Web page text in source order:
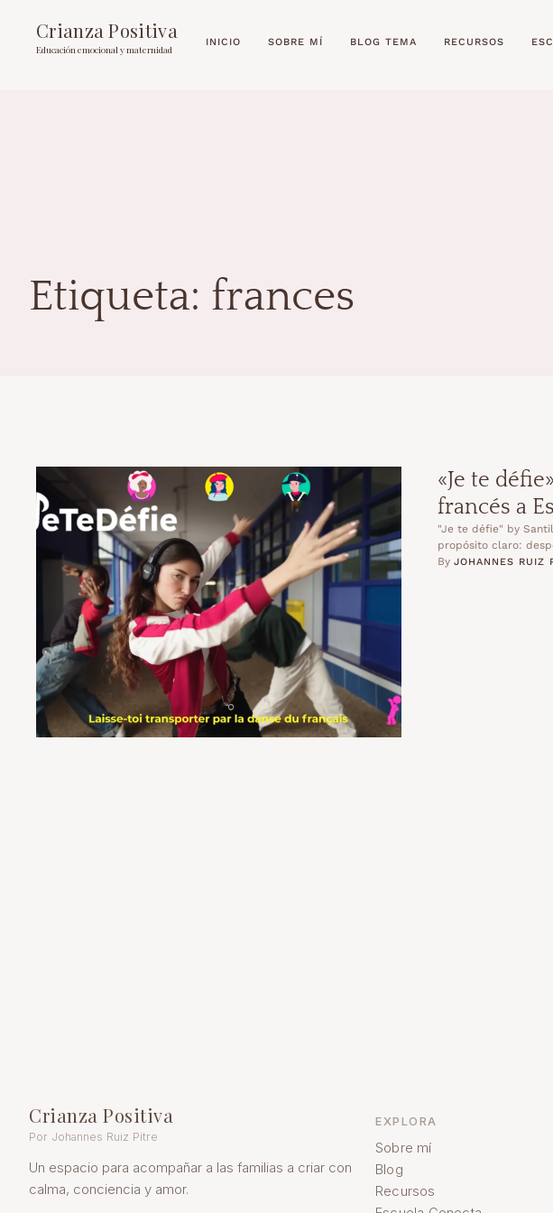
Crianza Positiva
Educación emocional y maternidad
INICIO SOBRE MÍ BLOG TEMA RECURSOS
Etiqueta: frances
«Je te
francés a
"Je te défie" by
propósito claro:
By JOHANNES RUIZ
Crianza Positiva
Por Johannes Ruiz Pitre
Un espacio para acompañar a las familias a criar con
calma, conciencia y amor.
EXPLORA
Sobre mí
Blog
Recursos